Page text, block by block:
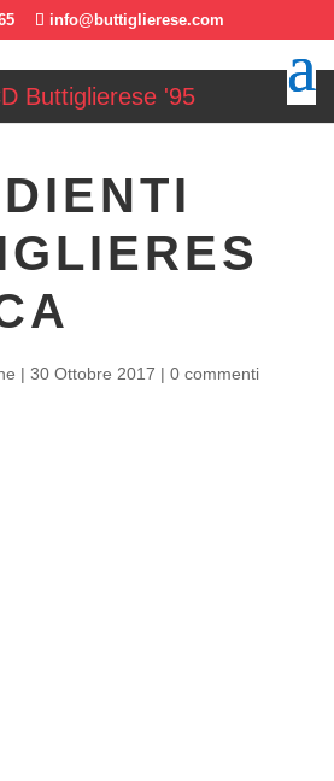
info@buttiglierese.com
| 30 Ottobre 2017 | 0 commenti